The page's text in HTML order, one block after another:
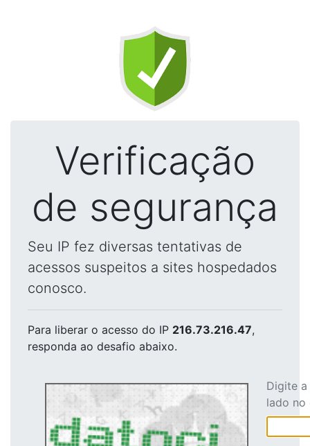
Verificação
de segurança
Seu IP fez diversas tentativas de
acessos suspeitos a sites hospedados
conosco.
Para liberar o acesso do IP 216.73.216.47,
responda ao desafio abaixo.
Digite
lado no